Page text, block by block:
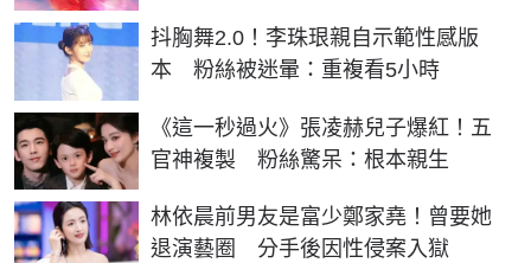
抖胸舞2.0！李珠珢親自示範性感版
本 粉絲被迷暈：重複看5小時
《這一秒過火》張凌赫兒子爆紅！五
官神複製 粉絲驚呆：根本親生
林依晨前男友是富少鄭家堯！曾要她
退演藝圈 分手後因性侵案入獄